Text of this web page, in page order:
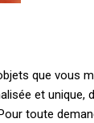
que vous
et unique,
toute